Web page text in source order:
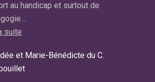
au handicap et surtout de
suite
et Marie-Bénédicte du C.